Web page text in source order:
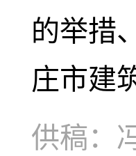
的举措
庄市建
供稿：